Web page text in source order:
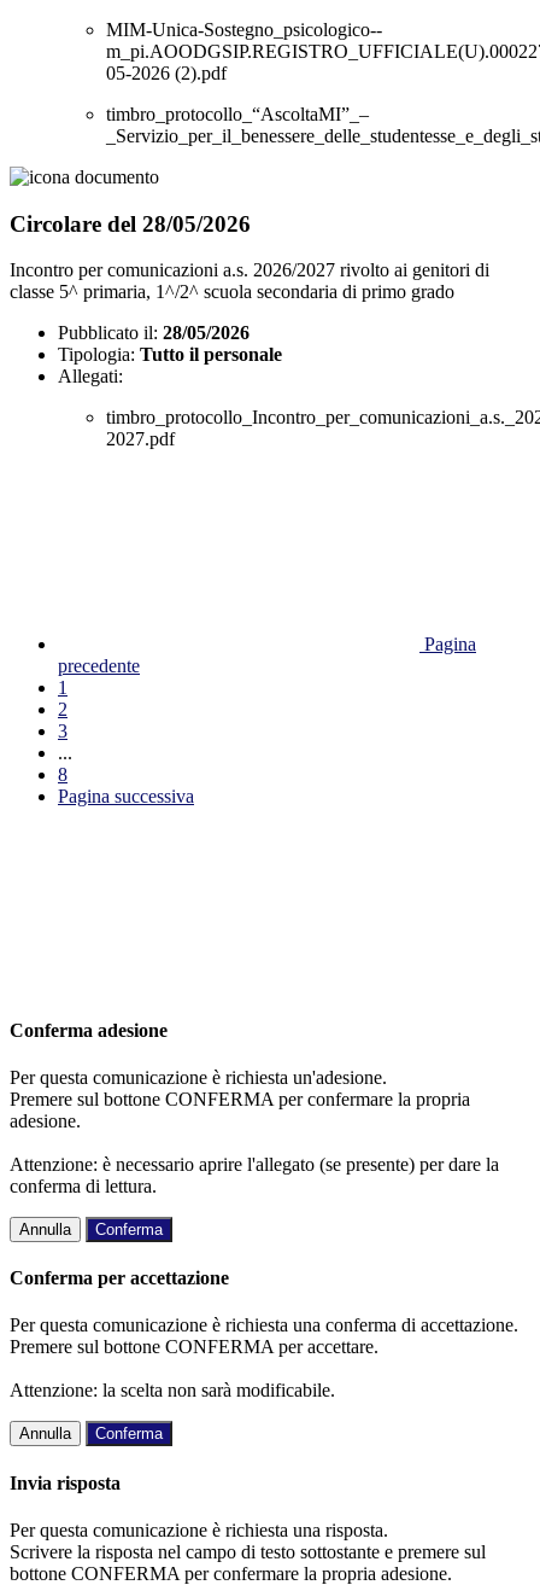
MIM-Unica-Sostegno_psicologico--
05-2026 (2).pdf
timbro_protocollo_“AscoltaMI”_–
Circolare del 28/05/2026
Incontro per comunicazioni a.s. 2026/2027 rivolto ai genitori di
classe 5^ primaria, 1^/2^ scuola secondaria di primo grado
Pubblicato il: 28/05/2026
Tipologia: Tutto il personale
Allegati:
2027.pdf
Pagina
precedente
1
2
3
...
8
Pagina successiva
Conferma adesione
Per questa comunicazione è richiesta un'adesione.
Premere sul bottone CONFERMA per confermare la propria
adesione.
Attenzione: è necessario aprire l'allegato (se presente) per dare la
conferma di lettura.
Annulla Conferma
Conferma per accettazione
Per questa comunicazione è richiesta una conferma di accettazione.
Premere sul bottone CONFERMA per accettare.
Attenzione: la scelta non sarà modificabile.
Annulla Conferma
Invia risposta
Per questa comunicazione è richiesta una risposta.
Scrivere la risposta nel campo di testo sottostante e premere sul
bottone CONFERMA per confermare la propria adesione.